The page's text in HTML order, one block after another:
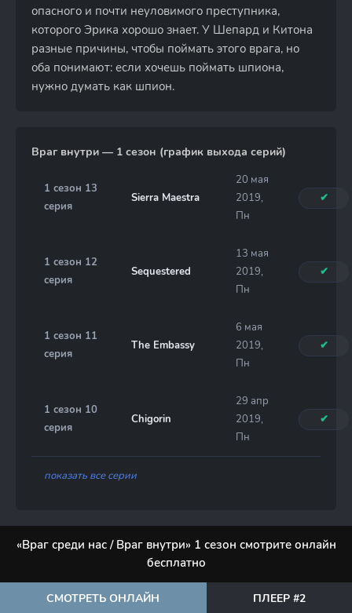
опасного и почти неуловимого преступника,
которого Эрика хорошо знает. У Шепард и Китона
разные причины, чтобы поймать этого врага, но
оба понимают: если хочешь поймать шпиона,
нужно думать как шпион.
Враг внутри — 1 сезон (график выхода серий)
1 сезон 13
серия
Sierra Maestra
20 мая
2019,
Пн
✔
1 сезон 12
серия
Sequestered
13 мая
2019,
Пн
✔
1 сезон 11
серия
The Embassy
6 мая
2019,
Пн
✔
1 сезон 10
серия
Chigorin
29 апр
2019,
Пн
✔
показать все серии
«Враг среди нас / Враг внутри» 1 сезон смотрите онлайн
бесплатно
СМОТРЕТЬ ОНЛАЙН ПЛЕЕР #2